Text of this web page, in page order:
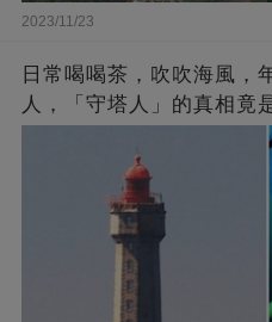
2023/11/23
日常喝喝茶，吹吹海風，
人，「守塔人」的真相竟